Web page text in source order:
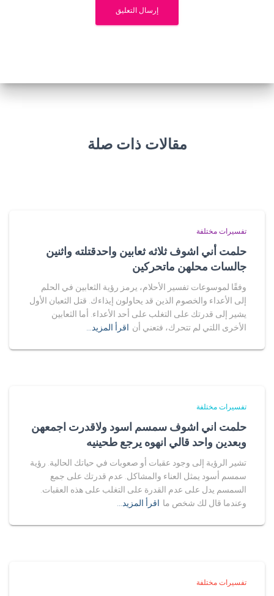
مقالات ذات صلة
تفسيرات مختلفة
حلمت أني اشوف ثلاثه ثعابين واحدقتلته واثنين
جالسات محلهن ماتحركين
وفقًا لموسوعات تفسير الأحلام، يرمز رؤية الثعابين في الحلم
إلى الأعداء والخصوم الذين قد يحاولون إيذاءك. قتل الثعبان الأول
يشير إلى قدرتك على التغلب على أحد الأعداء. أما الثعابين
الأخرى اللتي لم تتحرك، فتعني أن اقرأ المزيد…
تفسيرات مختلفة
حلمت اني اشوف سمسم اسود ولاقدرت اجمعهن
وبعدين واحد قالي انهوه يرجع طحينيه
تشير الرؤية إلى وجود عقبات أو صعوبات في حياتك الحالية. رؤية
سمسم أسود يمثل العناء والمشاكل. عدم قدرتك على جمع
السمسم يدل على عدم القدرة على التغلب على هذه العقبات.
وعندما قال لك شخص ما اقرأ المزيد…
تفسيرات مختلفة